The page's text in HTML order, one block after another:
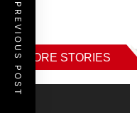
PREVIOUS POST MORE STORIES